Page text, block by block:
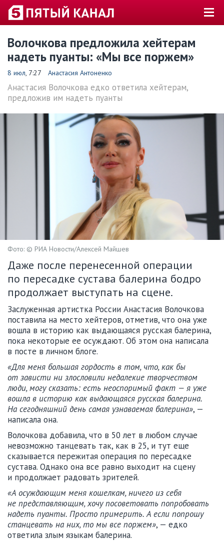
Волочкова предложила хейтерам
надеть пуанты: «Мы все поржем»
8 июл, 7:27 Анастасия Антоненко
Анастасия Волочкова едко ответила хейтерам,
предложив им надеть пуанты
Фото: © РИА Новости/Алексей Майшев
Даже после перенесенной операции
по пересадке сустава балерина бодро
продолжает выступать на сцене.
Заслуженная артистка России Анастасия Волочкова
поставила на место хейтеров, отметив, что она уже
вошла в историю как выдающаяся русская балерина,
пока некоторые ее осуждают. Об этом она написала
в посте в личном блоге.
«Для меня большая гордость в том, что, как бы
от зависти ни злословили недалекие творчеством
люди, могу сказать: есть неоспоримый факт — я уже
вошла в историю как выдающаяся русская балерина.
На сегодняшний день самая узнаваемая балерина», —
написала она.
Волочкова добавила, что в 50 лет в любом случае
невозможно танцевать так, как в 25, и тут еще
сказывается пережитая операция по пересадке
сустава. Однако она все равно выходит на сцену
и продолжает радовать зрителей.
«А осуждающим меня кошелкам, ничего из себя
не представляющим, хочу посоветовать попробовать
надеть пуанты. Просто примерить. А если попрошу
станцевать на них, то мы все поржем», — едко
ответила злым языкам балерина.